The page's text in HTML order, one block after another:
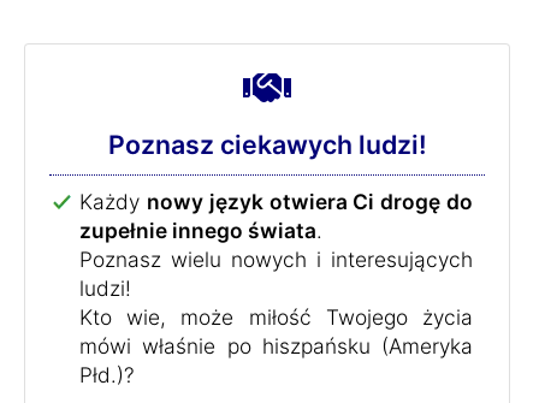
Poznasz ciekawych ludzi!
Każdy nowy język otwiera Ci drogę do
zupełnie innego świata.
Poznasz wielu nowych i interesujących
ludzi!
Kto wie, może miłość Twojego życia
mówi właśnie po hiszpańsku (Ameryka
Płd.)?